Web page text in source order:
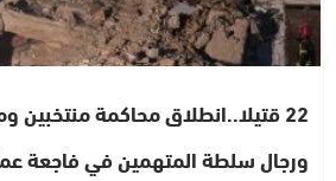
22 قتيلا..انطلاق محاكمة
ورجال سلطة المتهمين في فاجعة